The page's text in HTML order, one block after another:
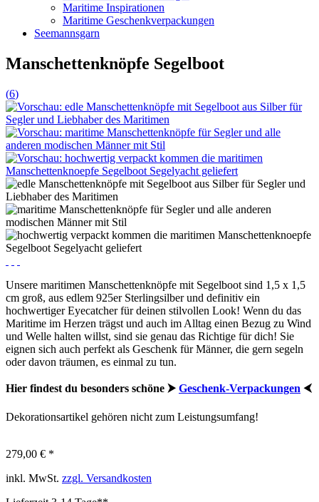
Maritime Inspirationen
Maritime Geschenkverpackungen
Seemannsgarn
Manschettenknöpfe Segelboot
(6)
Unsere maritimen Manschettenknöpfe mit Segelboot sind 1,5 x 1,5
cm groß, aus edlem 925er Sterlingsilber und definitiv ein
hochwertiger Eyecatcher für deinen stilvollen Look! Wenn du das
Maritime im Herzen trägst und auch im Alltag einen Bezug zu Wind
und Welle halten willst, sind sie genau das Richtige für dich! Sie
eignen sich auch perfekt als Geschenk für Männer, die gern segeln
oder davon träumen, es einmal zu tun.
Hier findest du besonders schöne ⮞ Geschenk-Verpackungen ⮜
Dekorationsartikel gehören nicht zum Leistungsumfang!
279,00 € *
inkl. MwSt. zzgl. Versandkosten